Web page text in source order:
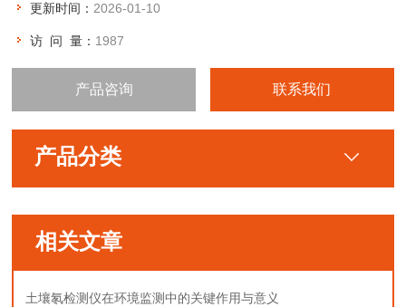
更新时间： 2026-01-10
访 问 量： 1987
产品咨询 联系我们
产品分类
相关文章
土壤氡检测仪在环境监测中的关键作用与意义